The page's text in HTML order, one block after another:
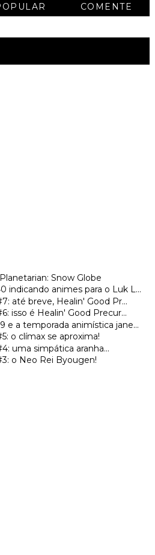
COMENTE
Snow Globe
indicando animes para o Luk L...
até breve, Healin' Good Pr...
isso é Healin' Good Precur...
e a temporada animística jane...
o clímax se aproxima!
uma simpática aranha...
o Neo Rei Byougen!